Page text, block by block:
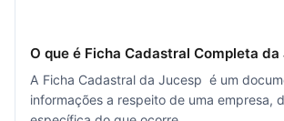
O que é Ficha Cadastral Completa da
A Ficha Cadastral da Jucesp é um
informações a respeito de uma empresa,